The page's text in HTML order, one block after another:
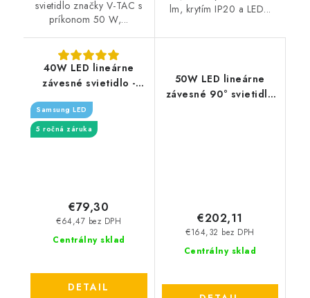
svietidlo značky V-TAC s
príkonom 50 W,...
lm, krytím IP20 a LED...
40W LED lineárne
závesné svietidlo -
Samsung LED
5 ročná záruka
Centrálny sklad
€64,47 bez DPH
€79,30
DETAIL
50W LED lineárne
závesné 90° svietidlo
Centrálny sklad
€164,32 bez DPH
€202,11